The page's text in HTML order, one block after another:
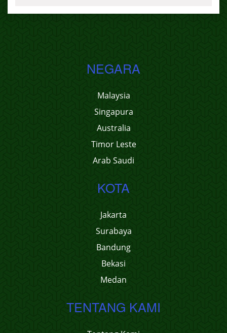
NEGARA
Malaysia
Singapura
Australia
Timor Leste
Arab Saudi
KOTA
Jakarta
Surabaya
Bandung
Bekasi
Medan
TENTANG KAMI